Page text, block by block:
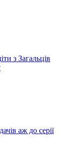
з Загальців
аж до серії